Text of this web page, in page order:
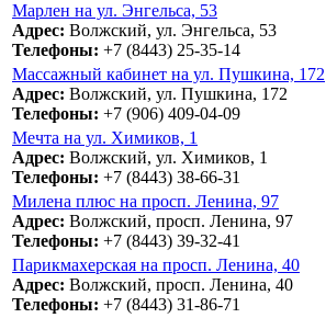
Марлен на ул. Энгельса, 53
Адрес: Волжский, ул. Энгельса, 53
Телефоны: +7 (8443) 25-35-14
Массажный кабинет на ул. Пушкина, 172
Адрес: Волжский, ул. Пушкина, 172
Телефоны: +7 (906) 409-04-09
Мечта на ул. Химиков, 1
Адрес: Волжский, ул. Химиков, 1
Телефоны: +7 (8443) 38-66-31
Милена плюс на просп. Ленина, 97
Адрес: Волжский, просп. Ленина, 97
Телефоны: +7 (8443) 39-32-41
Парикмахерская на просп. Ленина, 40
Адрес: Волжский, просп. Ленина, 40
Телефоны: +7 (8443) 31-86-71